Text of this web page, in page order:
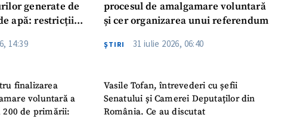
generate de
apă: restricții
14:39
finalizarea
voluntară a
de primării:
procesul de amalgamare voluntară
și cer organizarea unui referendum
ŞTIRI 31 iulie 2026, 06:40
Vasile Tofan, întrevederi cu șefii
Senatului și Camerei Deputaților din
România. Ce au discutat